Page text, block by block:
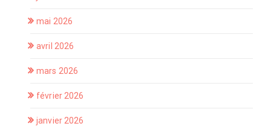
mai 2026
avril 2026
mars 2026
février 2026
janvier 2026